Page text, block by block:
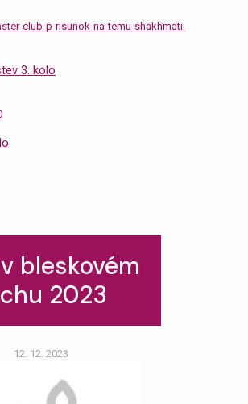
3. kolo
bleskovém
2023
12. 12. 2023